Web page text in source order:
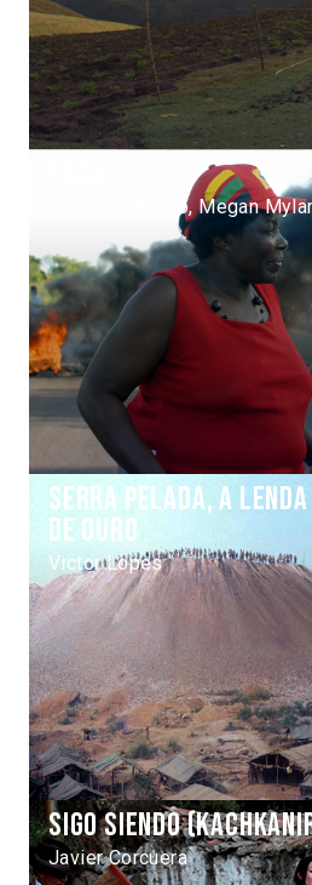
Joel Zito Araujo, Megan
Serra pelada, a
de ouro
Victor Lopes
Sigo siendo
Javier Corcuera